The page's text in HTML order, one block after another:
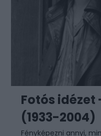
Fotós idézet
(1933-2004)
Fényképezni annyi,